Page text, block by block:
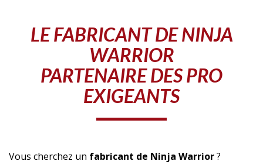
LEFABRICANTDE NINJA
WARRIOR
PARTENAIRE DES PRO
EXIGEANTS
Vous cherchez un fabricant de Ninja Warrior?